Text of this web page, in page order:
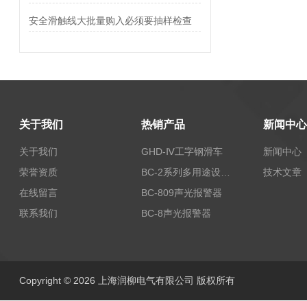
安全滑触线大批量购入必须要抽样检查
关于我们
关于我们
荣誉资质
在线留言
联系我们
热销产品
GHD-Ⅳ工字钢滑车
BC-809声光报警器
BC-8声光报警器
新闻中心
新闻中心
技术文章
Copyright © 2026 上海润柳电气有限公司 版权所有